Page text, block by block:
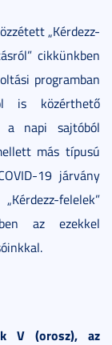
„Kérdezz-
cikkünkben
programban
is közérthető
a napi sajtóból
más típusú
19 járvány
felelek”
az ezekkel
V (orosz), az